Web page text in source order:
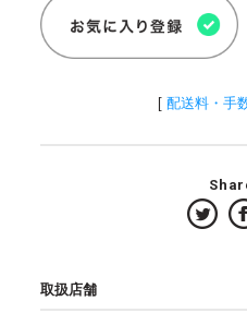
[ 配送料・手
取扱店舗